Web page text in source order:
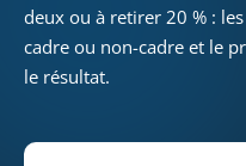
deux ou à retirer 20 % :
cadre ou non-cadre et le
le résultat.